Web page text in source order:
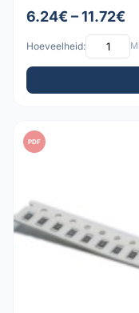
6.24€ – 11.72€
Hoeveelheid:
PDF